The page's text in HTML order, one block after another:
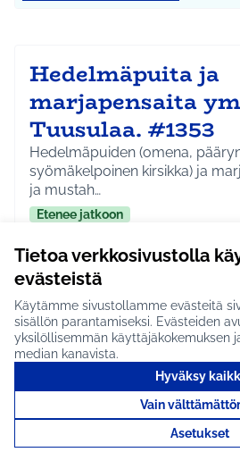
Tietoa verkkosivustolla
evästeistä
Käytämme sivustollamme evästeitä
sisällön parantamiseksi. Evästeiden
yksilöllisemmän käyttäjäkokemuksen
median kanavista.
Hyväksy
Vain
Asetukset
Hedelmäpuita ja
marjapensaita
Tuusulaa. #1353
Hedelmäpuiden (omena,
syömäkelpoinen kirsikka) ja
ja mustah…
Etenee jatkoon
Rajaa tulokset aihepiirin mukaan:
Rajaa tulokset
Kukkaniittyjä
Tuusulaa! #1352
Asukkaat voisivat osallistua